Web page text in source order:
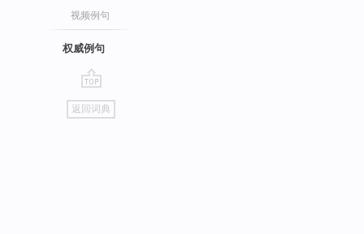
视频例句
权威例句
go
top
返回词典